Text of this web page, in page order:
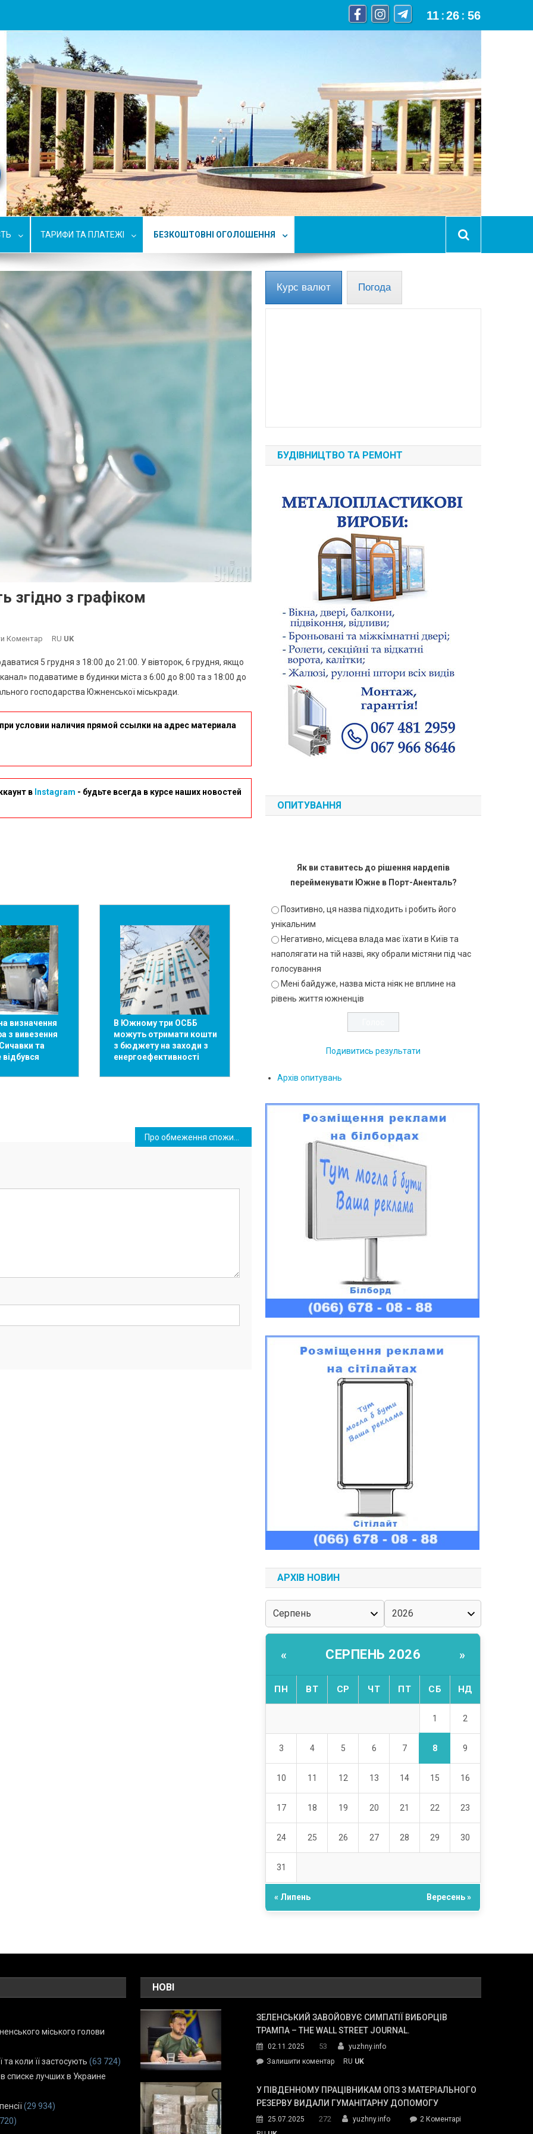
11 :26 : 57
ТАРИФИ ТА ПЛАТЕЖІ БЕЗКОШТОВНІ ОГОЛОШЕННЯ
з графіком
Коментар
Южному
Воду
Подаватимуть
RU UK
5 грудня з 18:00 до 21:00. У вівторок, 6 грудня, якщо
подаватиме в будинки міста з 6:00 до 8:00 та з 18:00 до
господарства Южненської міськради.
условии наличия прямой ссылки на адрес материала
в Instagram - будьте всегда в курсе наших новостей
визначення
з вивезення
та
В Южному три ОСББ
можуть отримати кошти
з бюджету на заходи з
енергоефективності
Про обмеження споживання електроенергії в Одеській області 6 грудня
Курс валют Погода
БУДІВНИЦТВО ТА РЕМОНТ
ОПИТУВАННЯ
Як ви ставитесь до рішення нардепів
перейменувати Южне в Порт-Аненталь?
Позитивно, ця назва підходить і робить його
унікальним
Негативно, місцева влада має їхати в Київ та
наполягати на тій назві, яку обрали містяни під час
голосування
Мені байдуже, назва міста ніяк не вплине на
рівень життя южненців
Подивитись результати
Архів опитувань
АРХІВ НОВИН
« СЕРПЕНЬ 2026 »
ПН ВТ СР ЧТ ПТ СБ НД
1 2
3 4 5 6 7 8 9
10 11 12 13 14 15 16
17 18 19 20 21 22 23
24 25 26 27 28 29 30
31
« Липень Вересень »
міського голови
коли її застосують (63 724)
списке лучших в Украине
(29 934)
НОВІ
ЗЕЛЕНСЬКИЙ ЗАВОЙОВУЄ СИМПАТІЇ ВИБОРЦІВ
ТРАМПА – THE WALL STREET JOURNAL.
02.11.2025 53
yuzhny.info
Залишити коментарon
завойовує
симпатії
Трампа
RU UK
У ПІВДЕННОМУ ПРАЦІВНИКАМ ОПЗ З МАТЕРІАЛЬНОГО
РЕЗЕРВУ ВИДАЛИ ГУМАНІТАРНУ ДОПОМОГУ
25.07.2025 272 yuzhny.info 2 Коментарідо